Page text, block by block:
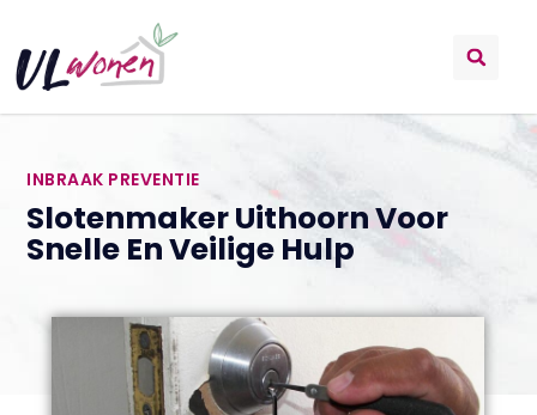
INBRAAK PREVENTIE
Slotenmaker Uithoorn Voor
Snelle En Veilige Hulp